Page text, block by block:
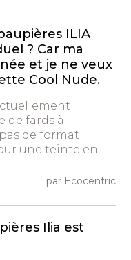
ILIA
? Car ma
et je ne veux
Cool Nude.
de fards à
de format
une teinte en
par Ecocentric
Ilia est